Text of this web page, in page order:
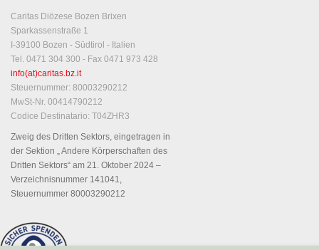
Caritas Diözese Bozen Brixen
Sparkassenstraße 1
I-39100 Bozen - Südtirol - Italien
Tel. 0471 304 300 - Fax 0471 973 428
info(at)caritas.bz.it
Steuernummer: 80003290212
MwSt-Nr. 00414790212
Codice Destinatario: T04ZHR3
Zweig des Dritten Sektors, eingetragen in
der Sektion „ Andere Körperschaften des
Dritten Sektors“ am 21. Oktober 2024 –
Verzeichnisnummer 141041,
Steuernummer 80003290212